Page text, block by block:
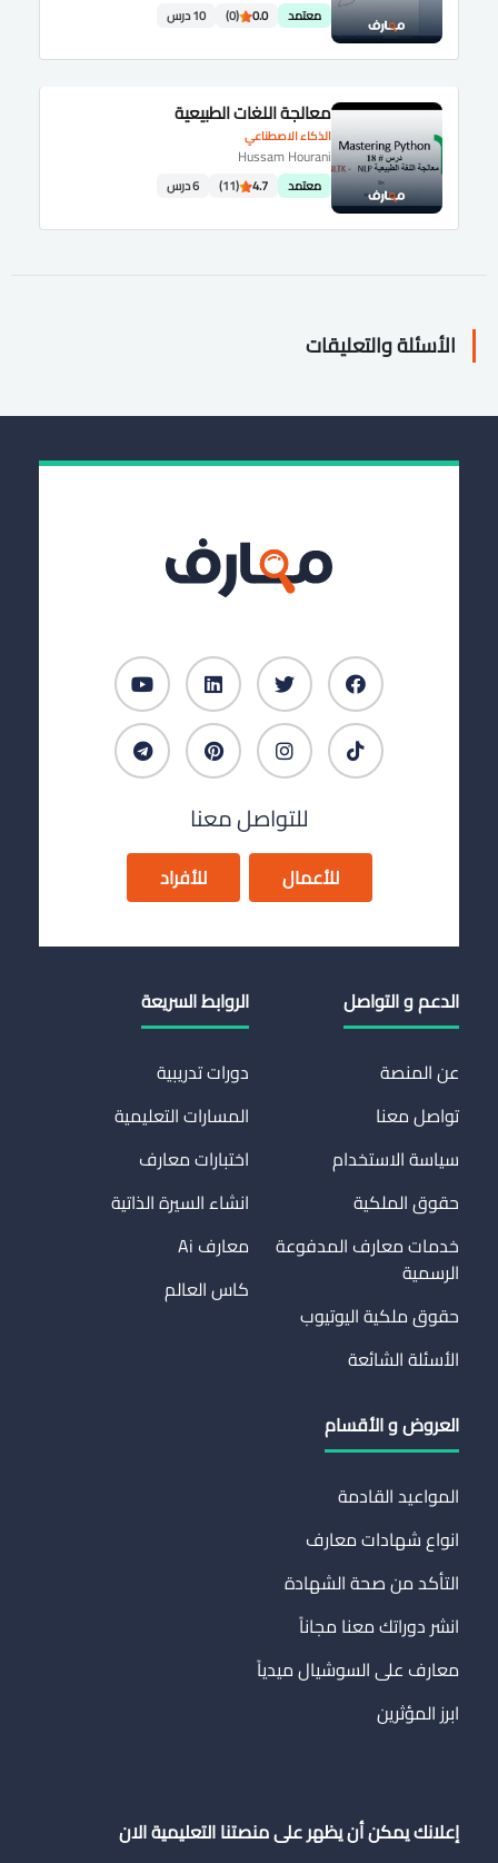
معتمد 0.0
(0) 10 درس
الذكاء الاصطناعي
معالجة اللغات الطبيعية
Hussam Hourani
معتمد 4.7
(11) 6 درس
الأسئلة والتعليقات
للتواصل معنا
للأعمال للأفراد
الدعم و التواصل
عن المنصة
تواصل معنا
سياسة الاستخدام
حقوق الملكية
خدمات معارف المدفوعة
الرسمية
حقوق ملكية اليوتيوب
الأسئلة الشائعة
الروابط السريعة
دورات تدريبية
المسارات التعليمية
اختبارات معارف
انشاء السيرة الذاتية
معارف Ai
كاس العالم
العروض و الأقسام
المواعيد القادمة
انواع شهادات معارف
التأكد من صحة الشهادة
انشر دوراتك معنا مجاناً
معارف على السوشيال ميدياً
ابرز المؤثرين
إعلانك يمكن أن يظهر على منصتنا التعليمية الان